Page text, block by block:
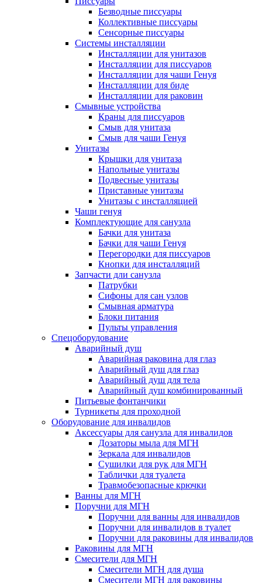
Безводные писсуары
Коллективные писсуары
Сенсорные писсуары
Системы инсталляции
Инсталляции для унитазов
Инсталляции для писсуаров
Инсталляции для чаши Генуя
Инсталляции для биде
Инсталляции для раковин
Смывные устройства
Краны для писсуаров
Смыв для унитаза
Смыв для чаши Генуя
Унитазы
Крышки для унитаза
Напольные унитазы
Подвесные унитазы
Приставные унитазы
Унитазы с инсталляцией
Чаши генуя
Комплектующие для санузла
Бачки для унитаза
Бачки для чаши Генуя
Перегородки для писсуаров
Кнопки для инсталляций
Запчасти дли санузла
Патрубки
Сифоны для сан узлов
Смывная арматура
Блоки питания
Пульты управления
Спецоборудование
Аварийный душ
Аварийная раковина для глаз
Аварийный душ для глаз
Аварийный душ для тела
Аварийный душ комбинированный
Питьевые фонтанчики
Турникеты для проходной
Оборудование для инвалидов
Аксессуары для санузла для инвалидов
Дозаторы мыла для МГН
Зеркала для инвалидов
Сушилки для рук для МГН
Таблички для туалета
Травмобезопасные крючки
Ванны для МГН
Поручни для МГН
Поручни для ванны для инвалидов
Поручни для инвалидов в туалет
Поручни для раковины для инвалидов
Раковины для МГН
Смесители для МГН
Смесители МГН для душа
Смесители МГН для раковины